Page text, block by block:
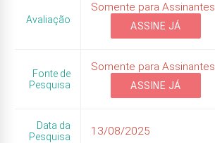
Avaliação
Somente para Assinantes
ASSINE JÁ
Fonte de
Pesquisa
Somente para Assinantes
ASSINE JÁ
Data da
Pesquisa
13/08/2025